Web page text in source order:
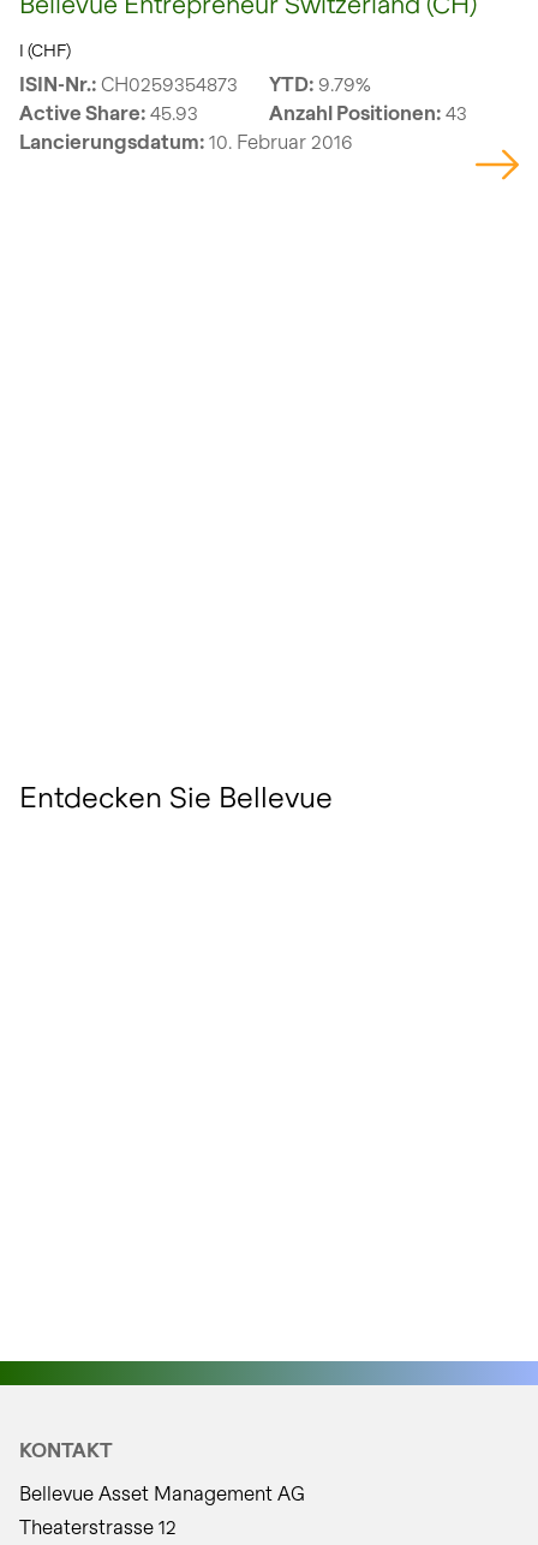
I (CHF)
ISIN-Nr.: CH0259354873 YTD: 9.79%
Active Share: 45.93 Anzahl Positionen: 43
Lancierungsdatum: 10. Februar 2016
Entdecken Sie Bellevue
KONTAKT
Bellevue Asset Management AG
Theaterstrasse 12